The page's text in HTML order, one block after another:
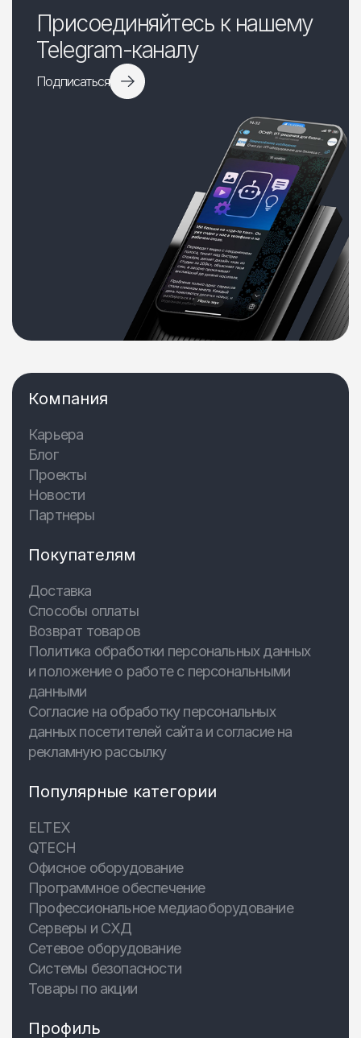
Присоединяйтесь к нашему
Telegram-каналу
Подписаться
Компания
Карьера
Блог
Проекты
Новости
Партнеры
Покупателям
Доставка
Способы оплаты
Возврат товаров
Политика обработки персональных данных
и положение о работе с персональными
данными
Согласие на обработку персональных
данных посетителей сайта и согласие на
рекламную рассылку
Популярные категории
ELTEX
QTECH
Офисное оборудование
Программное обеспечение
Профессиональное медиаоборудование
Серверы и СХД
Сетевое оборудование
Системы безопасности
Товары по акции
Профиль